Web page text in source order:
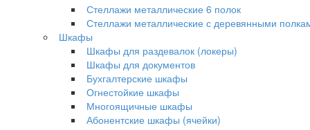
Стеллажи металлические 6 полок
Стеллажи металлические с деревянными
Шкафы
Шкафы для раздевалок (локеры)
Шкафы для документов
Бухгалтерские шкафы
Огнестойкие шкафы
Многоящичные шкафы
Абонентские шкафы (ячейки)